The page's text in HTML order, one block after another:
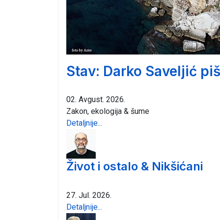
Stav: Darko Saveljić
02. Avgust. 2026.
Zakon, ekologija & šume
Detaljnije...
Život i ostalo & Nikšićani
27. Jul. 2026.
Detaljnije...